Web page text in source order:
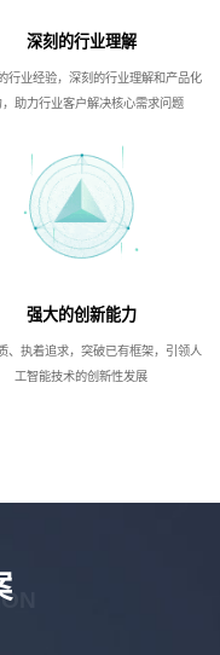
深刻的行业理解
行业经验，深刻的行业理解和产品化
，助力行业客户解决核心需求问题
强大的创新能力
、执着追求，突破已有框架，引领人
工智能技术的创新性发展